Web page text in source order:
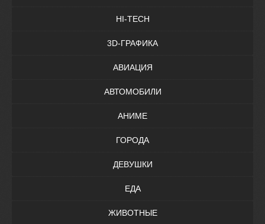
HI-TECH
3D-ГРАФИКА
АВИАЦИЯ
АВТОМОБИЛИ
АНИМЕ
ГОРОДА
ДЕВУШКИ
ЕДА
ЖИВОТНЫЕ